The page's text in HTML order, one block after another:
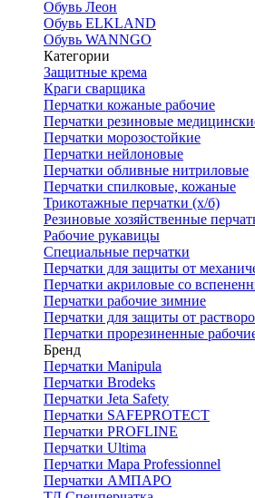
Обувь Леон
Обувь ELKLAND
Обувь WANNGO
Категории
Защитные крема
Краги сварщика
Перчатки кожаные рабочие
Перчатки резиновые
Перчатки морозостойкие
Перчатки нейлоновые
Перчатки обливные нитриловые
Перчатки спилковые, кожаные
Трикотажные перчатки (х/б)
Резиновые хозяйственные
Рабочие рукавицы
Специальные перчатки
Перчатки для защиты от
Перчатки акриловые со
Перчатки рабочие зимние
Перчатки для защиты от
Перчатки прорезиненные
Бренд
Перчатки Manipula
Перчатки Brodeks
Перчатки Jeta Safety
Перчатки SAFEPROTECT
Перчатки PROFLINE
Перчатки Ultima
Перчатки Мара Professionnel
Перчатки АМПАРО